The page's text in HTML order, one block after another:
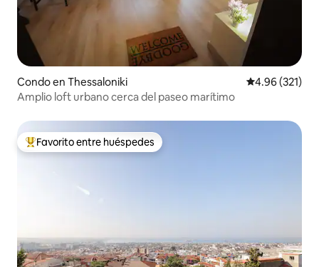
Condo en Thessaloniki Calificación
4.96 (321)
Amplio loft urbano cerca del paseo marítimo
Favorito entre huéspedes preferido
Favorito entre huéspedes